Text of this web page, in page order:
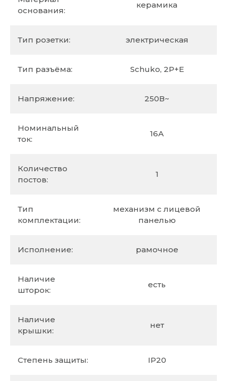
основания:
керамика
Тип розетки: электрическая
Тип разъёма: Schuko, 2P+E
Напряжение: 250В~
Номинальный
ток:
16А
Количество
постов:
1
Тип
комплектации:
механизм с лицевой
панелью
Исполнение: рамочное
Наличие
шторок:
есть
Наличие
крышки:
нет
Степень защиты: IP20